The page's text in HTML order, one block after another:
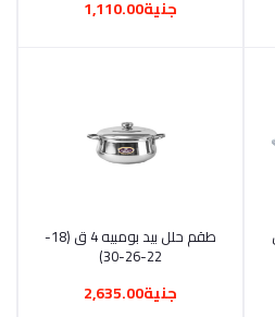
جنية1,110.00
أضف إلى السلة طقم حلل بيد بومبيه 4 ق (18-
22-26-30)
جنية2,635.00